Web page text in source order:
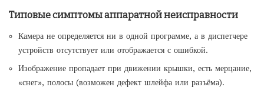
Типовые симптомы аппаратной неисправности
Камера не определяется ни в одной программе, а в диспетчере
устройств отсутствует или отображается с ошибкой.
Изображение пропадает при движении крышки, есть мерцание,
«снег», полосы (возможен дефект шлейфа или разъёма).